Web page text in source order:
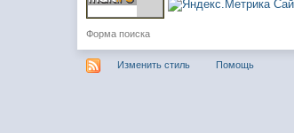
Форма поиска
Изменить стиль Помощь